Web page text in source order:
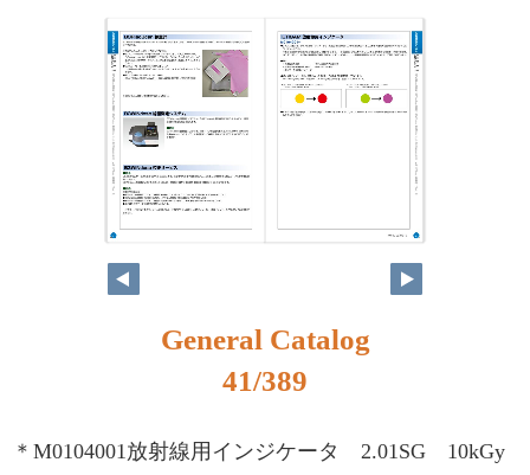
25
24
General Catalog
41/389
＊M0104001放射線用インジケータ 2.01SG 10kGy